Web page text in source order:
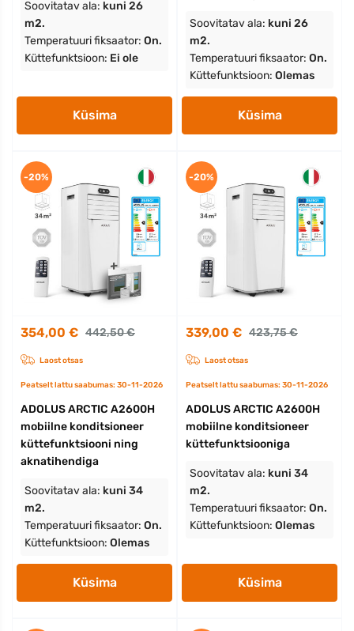
Soovitatav ala: kuni 26
m2.
Temperatuuri fiksaator: On.
Küttefunktsioon: Ei ole
Küsima
Soovitatav ala: kuni 26
m2.
Temperatuuri fiksaator: On.
Küttefunktsioon: Olemas
Küsima
354,00 € 442,50 €
Laost otsas
Peatselt lattu saabumas: 30-11-2026
ADOLUS ARCTIC A2600H
mobiilne konditsioneer
küttefunktsiooni ning
aknatihendiga
Soovitatav ala: kuni 34
m2.
Temperatuuri fiksaator: On.
Küttefunktsioon: Olemas
Küsima
-20%
339,00 € 423,75 €
Laost otsas
Peatselt lattu saabumas: 30-11-2026
ADOLUS ARCTIC A2600H
mobiilne konditsioneer
küttefunktsiooniga
Soovitatav ala: kuni 34
m2.
Temperatuuri fiksaator: On.
Küttefunktsioon: Olemas
Küsima
-20%